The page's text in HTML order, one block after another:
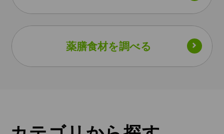
薬膳食材を調べる​